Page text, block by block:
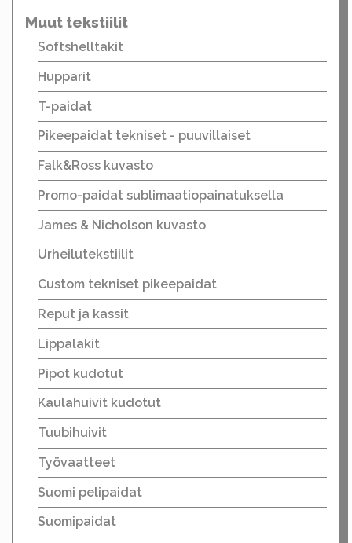
Muut tekstiilit
Softshelltakit
Hupparit
T-paidat
Pikeepaidat tekniset - puuvillaiset
Falk&Ross kuvasto
Promo-paidat sublimaatiopainatuksella
James & Nicholson kuvasto
Urheilutekstiilit
Custom tekniset pikeepaidat
Reput ja kassit
Lippalakit
Pipot kudotut
Kaulahuivit kudotut
Tuubihuivit
Työvaatteet
Suomi pelipaidat
Suomipaidat